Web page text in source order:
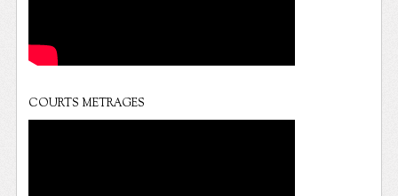
COURTS METRAGES